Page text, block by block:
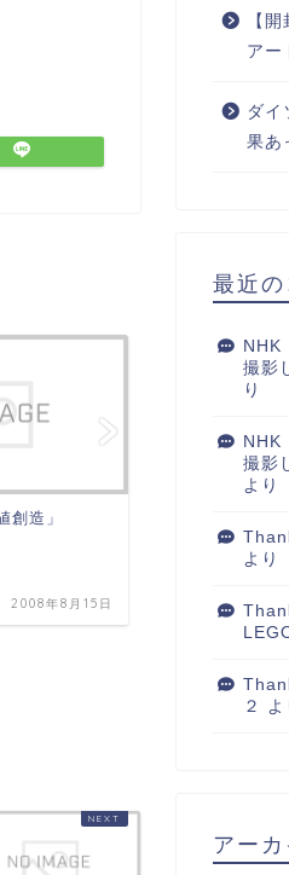
創造」
2008年8月15日
タイポグラフィ
【
アー
ダイ
果あ
最近の
NHK
撮影
り
NHK
撮影
より
より
２
よ
アー